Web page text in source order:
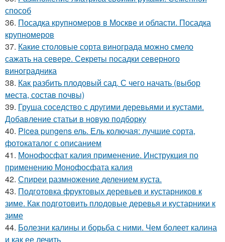
способ
36. Посадка крупномеров в Москве и области. Посадка
крупномеров
37. Какие столовые сорта винограда можно смело
сажать на севере. Секреты посадки северного
виноградника
38. Как разбить плодовый сад. С чего начать (выбор
места, состав почвы)
39. Груша соседство с другими деревьями и кустами.
Добавление статьи в новую подборку
40. Picea pungens ель. Ель колючая: лучшие сорта,
фотокаталог с описанием
41. Монофосфат калия применение. Инструкция по
применению Монофосфата калия
42. Спиреи размножение делением куста.
43. Подготовка фруктовых деревьев и кустарников к
зиме. Как подготовить плодовые деревья и кустарники к
зиме
44. Болезни калины и борьба с ними. Чем болеет калина
и как ее лечить